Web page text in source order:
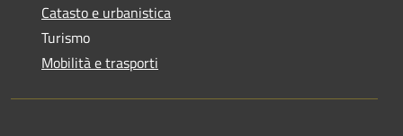
Catasto e urbanistica
Turismo
Mobilità e trasporti